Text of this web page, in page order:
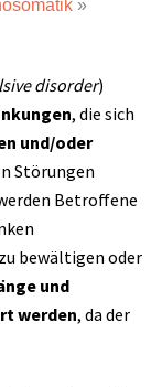
»
disorder)
, die sich
und/oder
Störungen
Betroffene
bewältigen oder
und
werden, da der